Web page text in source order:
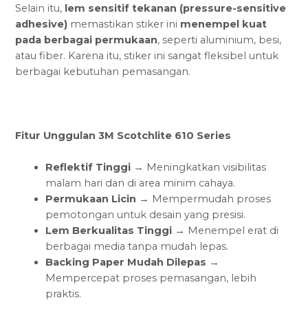
Selain itu, lem sensitif tekanan (pressure-sensitive
adhesive) memastikan stiker ini menempel kuat
pada berbagai permukaan, seperti aluminium, besi,
atau fiber. Karena itu, stiker ini sangat fleksibel untuk
berbagai kebutuhan pemasangan.
Fitur Unggulan 3M Scotchlite 610 Series
Reflektif Tinggi → Meningkatkan visibilitas
malam hari dan di area minim cahaya.
Permukaan Licin → Mempermudah proses
pemotongan untuk desain yang presisi.
Lem Berkualitas Tinggi → Menempel erat di
berbagai media tanpa mudah lepas.
Backing Paper Mudah Dilepas →
Mempercepat proses pemasangan, lebih
praktis.